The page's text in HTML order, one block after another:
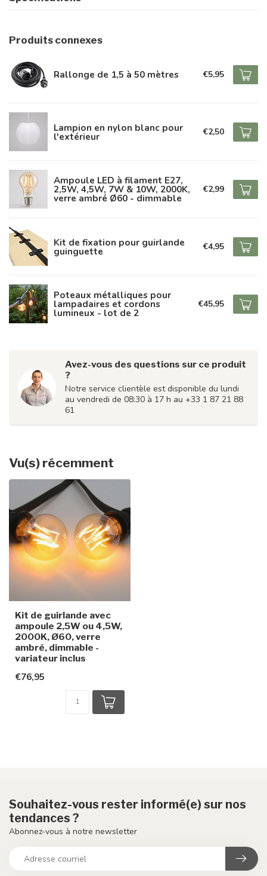
Produits connexes
Rallonge de 1,5 à 50 mètres €5,95
Lampion en nylon blanc pour
l'extérieur €2,50
Ampoule LED à filament E27,
2,5W, 4,5W, 7W & 10W, 2000K,
verre ambré Ø60 - dimmable
€2,99
Kit de fixation pour guirlande
guinguette €4,95
Poteaux métalliques pour
lampadaires et cordons
lumineux - lot de 2
€45,95
Avez-vous des questions sur ce produit
?
Notre service clientèle est disponible du lundi
au vendredi de 08:30 à 17 h au +33 1 87 21 88
61
Vu(s) récemment
Kit de guirlande avec
ampoule 2,5W ou 4,5W,
2000K, Ø60, verre
ambré, dimmable -
variateur inclus
€76,95
Souhaitez-vous rester informé(e) sur nos
tendances ?
Abonnez-vous à notre newsletter